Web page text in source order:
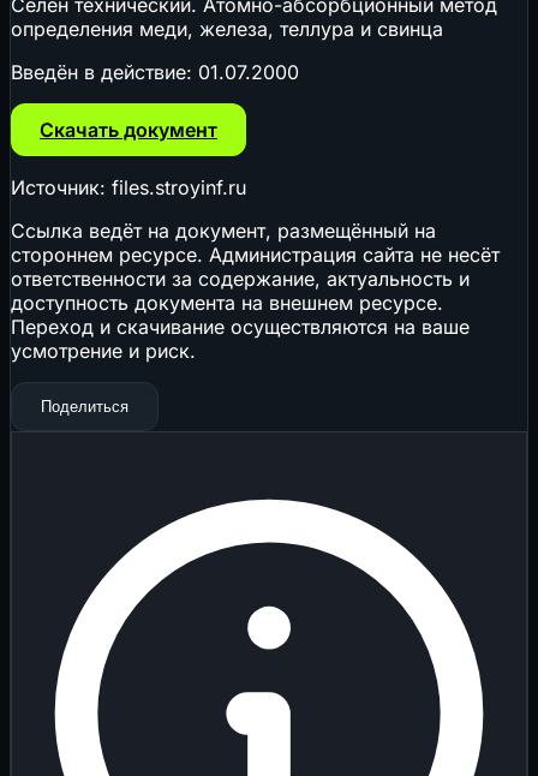
определения меди, железа, теллура и свинца
Введён в действие: 01.07.2000
Скачать документ
Источник: files.stroyinf.ru
Ссылка ведёт на документ, размещённый на
стороннем ресурсе. Администрация сайта не несёт
ответственности за содержание, актуальность и
доступность документа на внешнем ресурсе.
Переход и скачивание осуществляются на ваше
усмотрение и риск.
Поделиться